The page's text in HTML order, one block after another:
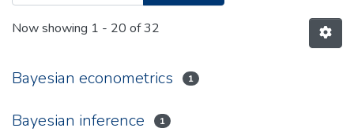
Now showing 1 - 20 of 32
Bayesian econometrics 1
Bayesian inference 1